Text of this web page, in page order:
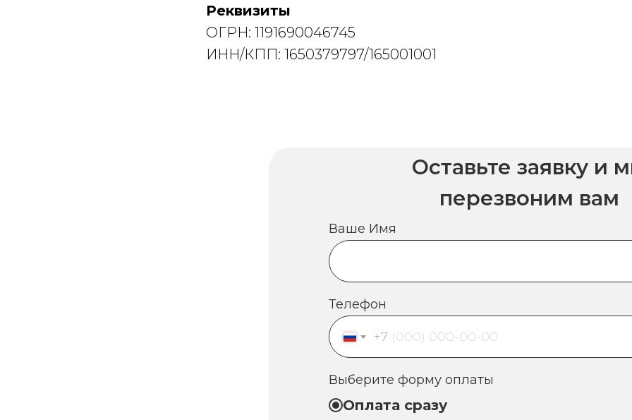
Реквизиты
ОГРН: 1191690046745
ИНН/КПП: 1650379797/165001001
Оставьте заявку и
перезвоним вам
Ваше Имя
Телефон
+7
Выберите форму оплаты
Оплата сразу